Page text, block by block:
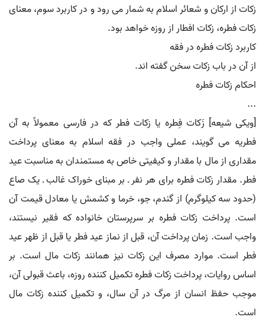
زکات از ارکان و شعائر اسلام به شمار می رود و در کاربرد سوم، معنای
زکات فطره، زکات افطار از روزه خواهد بود.
کاربرد زکات فطره در فقه
از آن در باب زکات سخن گفته اند.
احکام زکات فطره
...
[ویکی شیعه] زَکات فِطره یا زکات فطر که در فارسی معمولاً به آن
فطریه می گویند، عملی واجب در فقه اسلام به معنای پرداخت
مقداری از مال با مقدار و کیفیتی خاص به مستمندان به مناسبت عید
فطر. مقدار زکات فطره برای هر نفر ـ بر مبنای خوراک غالب ـ یک صاع
(حدود سه کیلوگرم) از گندم، جو، خرما و کشمش یا معادل قیمت آن
است. پرداخت زکات فطره بر سرپرستان خانواده که فقیر نیستند،
واجب است. زمان پرداخت آن، قبل از نماز عید فطر یا قبل از ظهر عید
فطر است. موارد مصرف این زکات نیز همانند زکات مال است. بر
اساس روایات، پرداخت زکات فطره تکمیل کننده روزه، باعث قبولی آن،
موجب حفظ انسان از مرگ در آن سال، و تکمیل کننده زکات مال
است.